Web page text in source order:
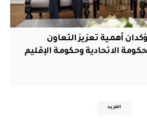
أهمية تعزيز التعاون
الاتحادية وحكومة الإقليم
المزيد